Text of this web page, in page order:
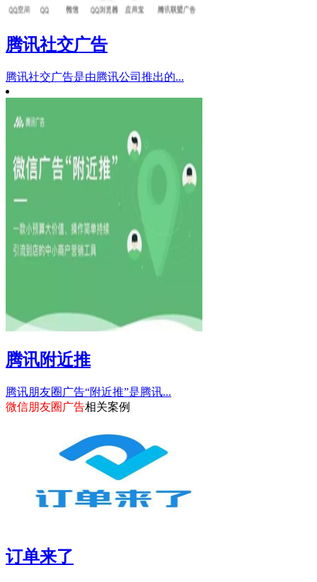
腾讯社交广告
腾讯社交广告是由腾讯公司推出的...
腾讯附近推
腾讯朋友圈广告“附近推”是腾讯...
微信朋友圈广告相关案例
订单来了